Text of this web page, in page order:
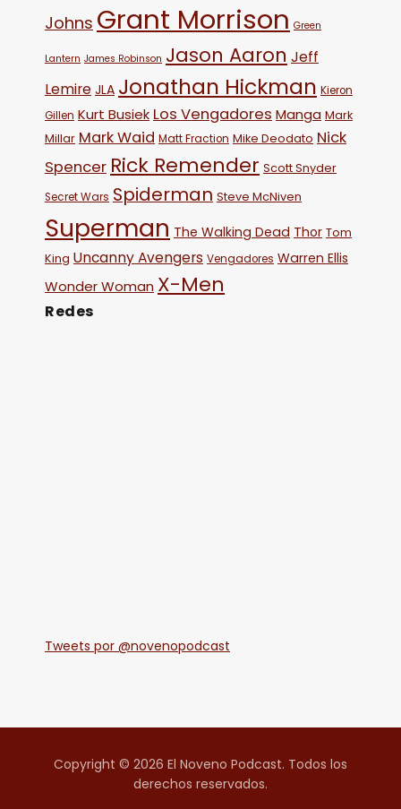
Johns Grant Morrison Green
Lantern James Robinson Jason Aaron Jeff
Lemire JLA Jonathan Hickman Kieron
Gillen Kurt Busiek Los Vengadores Manga Mark
Millar Mark Waid Matt Fraction Mike Deodato Nick
Spencer Rick Remender Scott Snyder
Secret Wars Spiderman Steve McNiven
Superman The Walking Dead Thor Tom
King Uncanny Avengers Vengadores Warren Ellis
Wonder Woman X-Men
Redes
Tweets por @novenopodcast
Copyright © 2026 El Noveno Podcast. Todos los
derechos reservados.